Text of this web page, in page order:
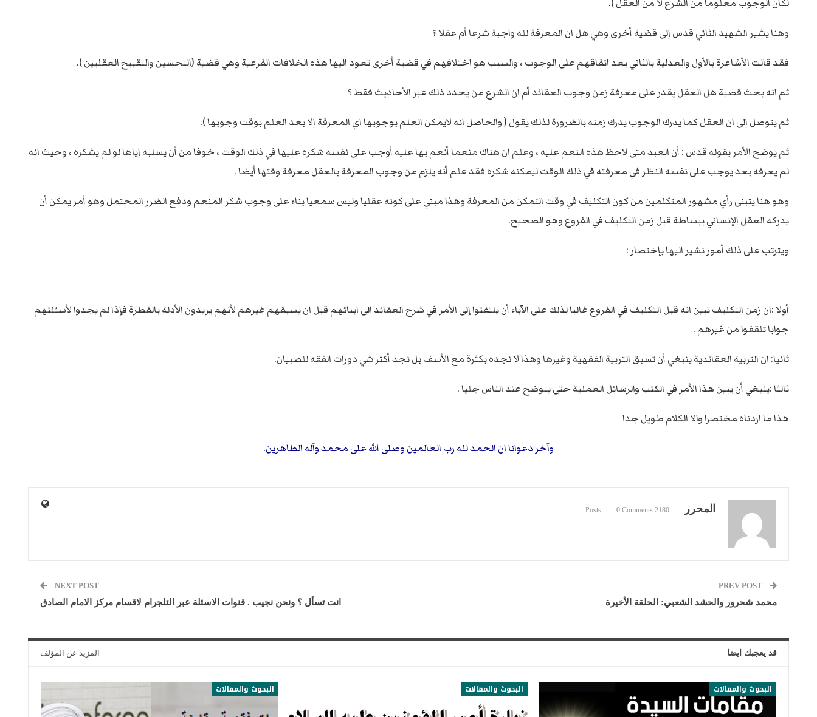
لكان الوجوب معلوما من الشرع لا من العقل ).
وهنا يشير الشهيد الثاني قدس إلى قضية أخرى وهي هل ان المعرفة لله واجبة شرعا أم عقلا ؟
فقد قالت الأشاعرة بالأول والعدلية بالثاني بعد اتفاقهم على الوجوب ، والسبب هو اختلافهم في قضية أخرى تعود اليها هذه الخلافات الفرعية وهي قضية (التحسين والتقبيح العقليين ).
ثم انه بحث قضية هل العقل يقدر على معرفة زمن وجوب العقائد أم ان الشرع من يحدد ذلك عبر الأحاديث فقط ؟
ثم يتوصل إلى ان العقل كما يدرك الوجوب يدرك زمنه بالضرورة لذلك يقول ( والحاصل انه لايمكن العلم بوجوبها اي المعرفة إلا بعد العلم بوقت وجوبها ).
ثم يوضح الأمر بقوله قدس : أن العبد متى لاحظ هذه النعم عليه ، وعلم ان هناك منعما أنعم بها عليه أوجب على نفسه شكره عليها في ذلك الوقت ، خوفا من أن يسلبه إياها لو لم يشكره ، وحيث انه
لم يعرفه بعد يوجب على نفسه النظر في معرفته في ذلك الوقت ليمكنه شكره فقد علم أنه يلزم من وجوب المعرفة بالعقل معرفة وقتها أيضا .
وهو هنا يتبنى رأي مشهور المتكلمين من كون التكليف في وقت التمكن من المعرفة وهذا مبني على كونه عقليا وليس سمعيا بناء على وجوب شكر المنعم ودفع الضرر المحتمل وهو أمر يمكن أن
يدركه العقل الإنساني ببساطة قبل زمن التكليف في الفروع وهو الصحيح.
ويترتب على ذلك أمور نشير اليها بإختصار :
أولا :ان زمن التكليف تبين انه قبل التكليف في الفروع غالبا لذلك على الآباء أن يلتفتوا إلى الأمر في شرح العقائد الى ابنائهم قبل ان يسبقهم غيرهم لأنهم يريدون الأدلة بالفطرة فإذا لم يجدوا لأسئلتهم
جوابا تلقفوا من غيرهم .
ثانيا: ان التربية العقائدية ينبغي أن تسبق التربية الفقهية وغيرها وهذا لا نجده بكثرة مع الأسف بل نجد أكثر شي دورات الفقه للصبيان.
ثالثا :ينبغي أن يبين هذا الأمر في الكتب والرسائل العملية حتى يتوضح عند الناس جليا .
هذا ما اردناه مختصرا والا الكلام طويل جدا
وآخر دعوانا ان الحمد لله رب العالمين وصلى الله على محمد وآله الطاهرين.
المحرر 2180 Posts
0 Comments
محمد شحرور والحشد الشعبي: الحلقة الأخيرة
NEXT POST
انت تسأل ؟ ونحن نجيب . قنوات الاسئلة عبر التلجرام لاقسام مركز الامام الصادق
قد يعجبك ايضا المزيد عن المؤلف
البحوث والمقالات البحوث والمقالات البحوث والمقالات